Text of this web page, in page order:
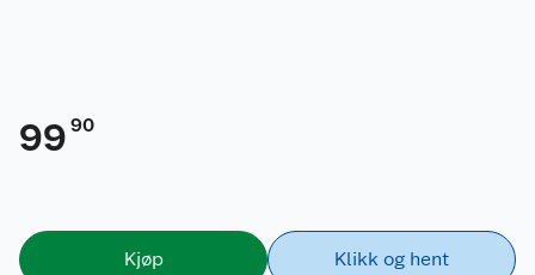
99 90
Kjøp Klikk og hent